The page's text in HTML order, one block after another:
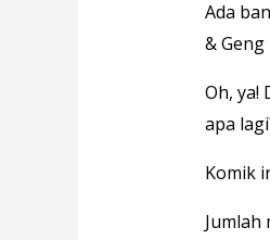
Ada
&
Oh, ya!
apa
Komik
Jumlah